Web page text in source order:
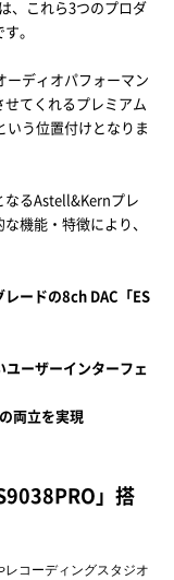
、これら3つのプロダ
。
ーディオパフォーマン
せてくれるプレミアム
いう位置付けとなりま
なるAstell&Kernプレ
機能・特徴により、
ードの8ch DAC「ES
ユーザーインターフェ
両立を実現
」搭
レコーディングスタジオ